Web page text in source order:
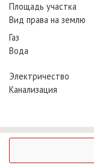
Площадь участка
Вид права на землю
Газ
Вода
Электричество
Канализация